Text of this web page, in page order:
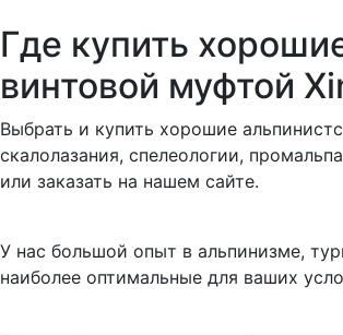
Где купить
винтовой муфтой
Выбрать и купить хорошие
скалолазания, спелеологии,
или заказать на нашем сайте.
У нас большой опыт в альпинизме,
наиболее оптимальные для ваших